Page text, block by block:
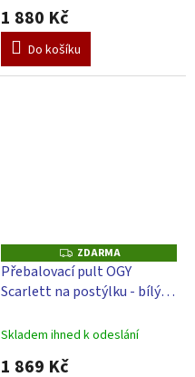
1 880 Kč
Do košíku
Z
D
A
R
ZDARMA
Přebalovací pult OGY
Scarlett na postýlku - bílý -
Oslík - bílá
Skladem ihned k odeslání
1 869 Kč